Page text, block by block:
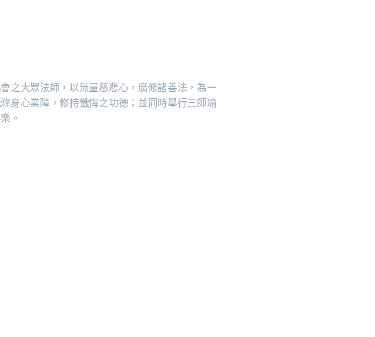
之大眾法師，以無量慈悲心，廣修諸善法，為一
身心業障，修持懺悔之功德；並同時舉行三師瑜
。